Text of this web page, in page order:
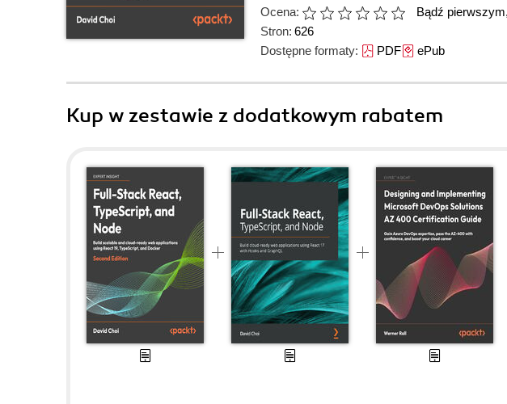
Ocena:
Bądź
Stron: 626
Dostępne formaty: PDFePub
Kup w zestawie z dodatkowym rabatem